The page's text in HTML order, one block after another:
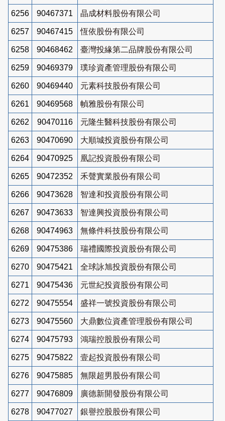
6256 90467371 晶成材料股份有限公司
6257 90467415 恆依股份有限公司
6258 90468462 臺灣投緣第二品牌股份有限公司
6259 90469379 璞珍資產管理股份有限公司
6260 90469440 元素科技股份有限公司
6261 90469568 幀雅股份有限公司
6262 90470116 元隆生醫科技股份有限公司
6263 90470690 大順城投資股份有限公司
6264 90470925 凰記投資股份有限公司
6265 90472352 禾聲實業股份有限公司
6266 90473628 智達和投資股份有限公司
6267 90473633 智達興投資股份有限公司
6268 90474963 無條件科技股份有限公司
6269 90475386 瑞禮國際投資股份有限公司
6270 90475421 全球詠旭投資股份有限公司
6271 90475436 元世紀投資股份有限公司
6272 90475554 盛祥一號投資股份有限公司
6273 90475560 大鼎數位資產管理股份有限公司
6274 90475793 鴻瑞控股股份有限公司
6275 90475822 壹起投資股份有限公司
6276 90475885 無限超男股份有限公司
6277 90476809 廣德新開發股份有限公司
6278 90477027 銀譽控股股份有限公司